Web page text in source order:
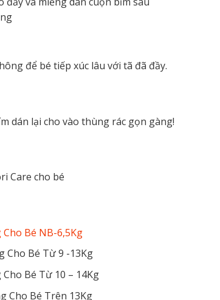
để bé tiếp xúc lâu với tã đã đầy.
dán lại cho vào thùng rác gọn gàng!
Bé NB-6,5Kg
Cho Bé Từ 9 -13Kg
Bé Từ 10 – 14Kg
Cho Bé Trên 13Kg